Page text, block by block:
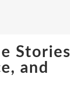
Stories
and